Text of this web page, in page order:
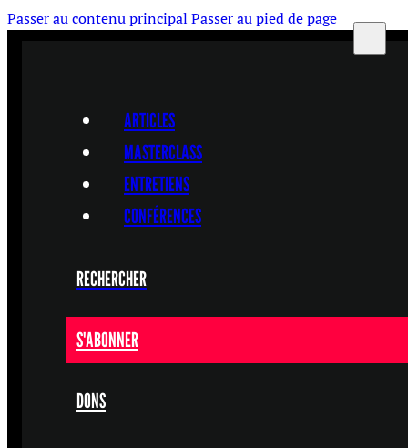
Passer au contenu principal Passer au pied de page
ARTICLES
MASTERCLASS
ENTRETIENS
CONFÉRENCES
RECHERCHER
S'ABONNER
DONS